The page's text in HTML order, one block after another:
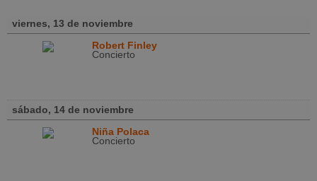
viernes, 13 de noviembre
Robert Finley
Concierto
sábado, 14 de noviembre
Niña Polaca
Concierto